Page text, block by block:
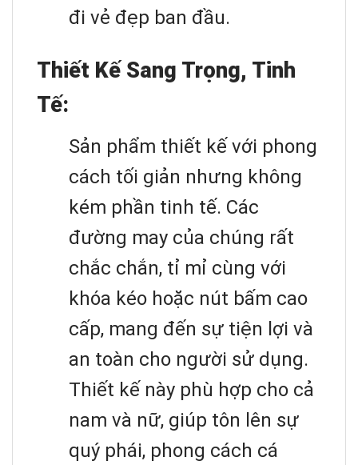
đi vẻ đẹp ban đầu.
Thiết Kế Sang Trọng, Tinh
Tế:
Sản phẩm thiết kế với phong
cách tối giản nhưng không
kém phần tinh tế. Các
đường may của chúng rất
chắc chắn, tỉ mỉ cùng với
khóa kéo hoặc nút bấm cao
cấp, mang đến sự tiện lợi và
an toàn cho người sử dụng.
Thiết kế này phù hợp cho cả
nam và nữ, giúp tôn lên sự
quý phái, phong cách cá